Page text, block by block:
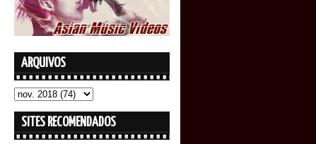
ARQUIVOS
SITES RECOMENDADOS